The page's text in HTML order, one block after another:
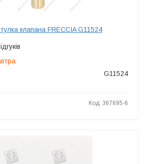
клапана FRECCIA G11524
G11524
Код: 367695-6